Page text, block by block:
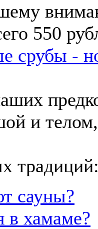
550
срубы -
и
сауны?
в хамаме?